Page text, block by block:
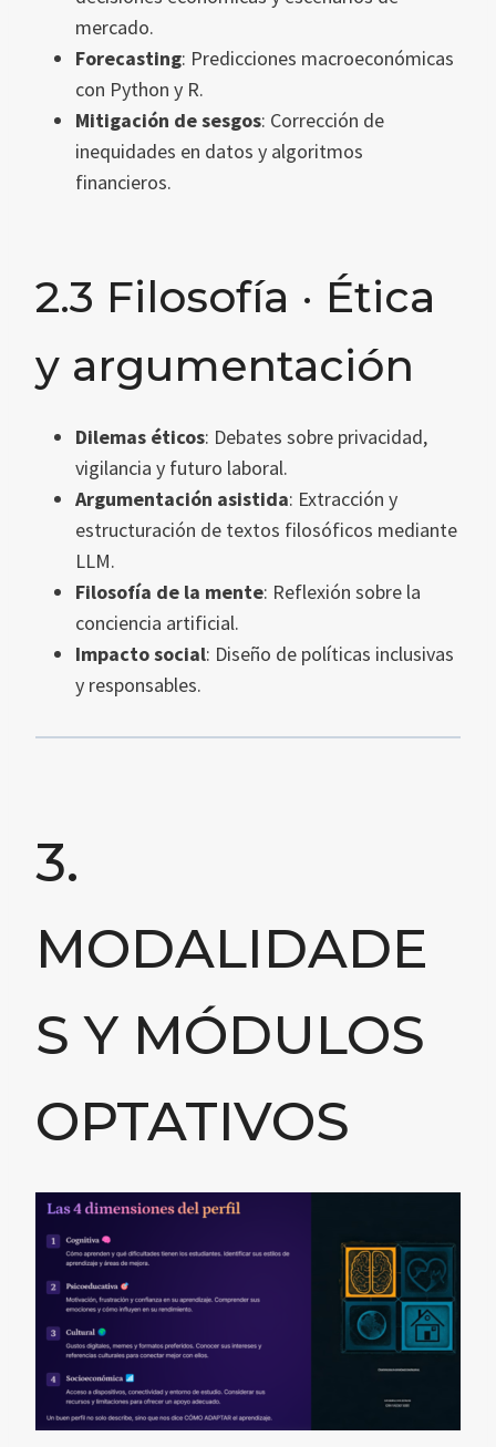
mercado.
Forecasting: Predicciones macroeconómicas
con Python y R.
Mitigación de sesgos: Corrección de
inequidades en datos y algoritmos
financieros.
2.3 Filosofía · Ética
y argumentación
Dilemas éticos: Debates sobre privacidad,
vigilancia y futuro laboral.
Argumentación asistida: Extracción y
estructuración de textos filosóficos mediante
LLM.
Filosofía de la mente: Reflexión sobre la
conciencia artificial.
Impacto social: Diseño de políticas inclusivas
y responsables.
3.
MODALIDADE
S Y MÓDULOS
OPTATIVOS